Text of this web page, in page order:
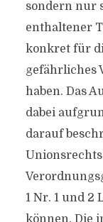
sondern nur
enthaltener
konkret für
gefährliches
haben. Das
dabei
darauf
1 Nr. 1 und 2
können. Die